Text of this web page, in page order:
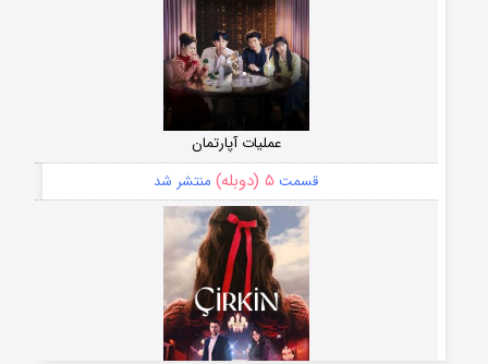
عملیات آپارتمان
قسمت ۵ (دوبله) منتشر شد